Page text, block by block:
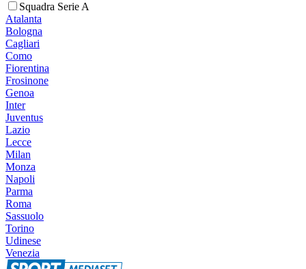
Squadra Serie A
Atalanta
Bologna
Cagliari
Como
Fiorentina
Frosinone
Genoa
Inter
Juventus
Lazio
Lecce
Milan
Monza
Napoli
Parma
Roma
Sassuolo
Torino
Udinese
Venezia